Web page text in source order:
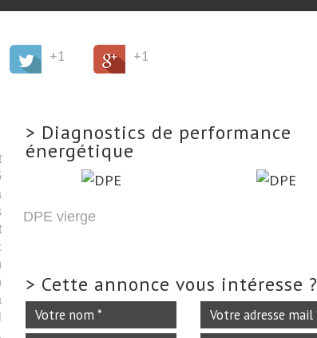
+1 +1
> Diagnostics de performance
énergétique
DPE vierge
> Cette annonce vous intéresse ?